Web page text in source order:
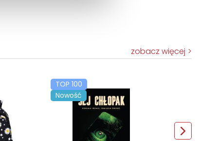
zobacz więcej
TOP 100
Nowość